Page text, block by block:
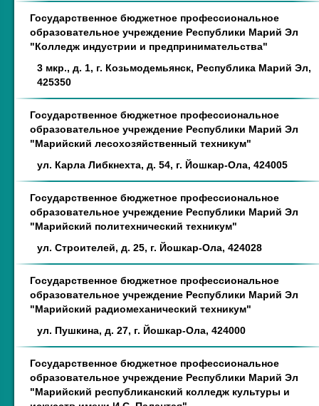
Государственное бюджетное профессиональное
образовательное учреждение Республики Марий Эл
"Колледж индустрии и предпринимательства"
3 мкр., д. 1, г. Козьмодемьянск, Республика Марий Эл,
425350
Государственное бюджетное профессиональное
образовательное учреждение Республики Марий Эл
"Марийский лесохозяйственный техникум"
ул. Карла Либкнехта, д. 54, г. Йошкар-Ола, 424005
Государственное бюджетное профессиональное
образовательное учреждение Республики Марий Эл
"Марийский политехнический техникум"
ул. Строителей, д. 25, г. Йошкар-Ола, 424028
Государственное бюджетное профессиональное
образовательное учреждение Республики Марий Эл
"Марийский радиомеханический техникум"
ул. Пушкина, д. 27, г. Йошкар-Ола, 424000
Государственное бюджетное профессиональное
образовательное учреждение Республики Марий Эл
"Марийский республиканский колледж культуры и